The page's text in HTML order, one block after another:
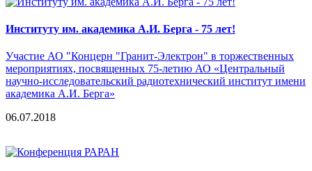
Институту им. академика А.И. Берга - 75 лет!
Участие АО "Концерн "Гранит-Электрон" в торжественных
мероприятиях, посвященных 75-летию АО «Центральный
научно-исследовательский радиотехнический институт имени
академика А.И. Берга»
06.07.2018